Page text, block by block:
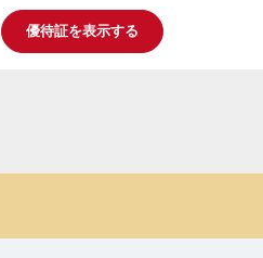
優待証を表示する